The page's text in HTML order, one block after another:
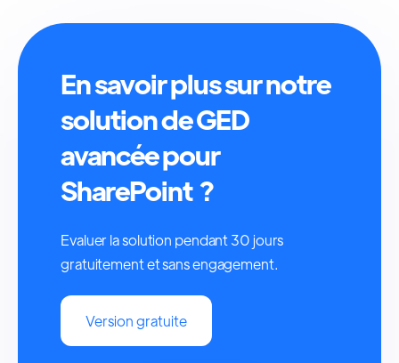
En savoir plus sur notre
solution de GED
avancée pour
SharePoint ?
Evaluer la solution pendant 30 jours
gratuitement et sans engagement.
Version gratuite